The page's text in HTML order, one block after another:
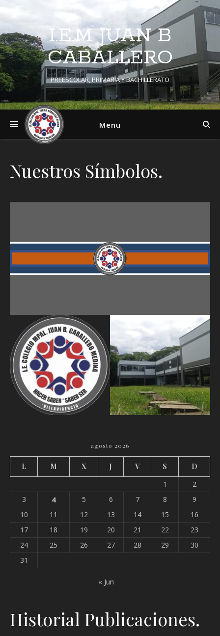
I.E.M JUAN B
CABALLERO
PREESCOLAR, PRIMARIA Y BACHILLERATO
Menu
Nuestros Símbolos.
agosto 2026
L M X J V S
D
1
2
3
4 5 6 7 8
9
10
11 12 13 14 15
16
17
18 19 20 21 22
23
24
25 26 27 28 29
30
31
« Jun
Historial Publicaciones.